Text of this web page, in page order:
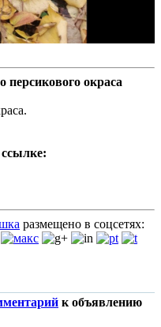
окраса
размещено в соцсетях:
к объявлению